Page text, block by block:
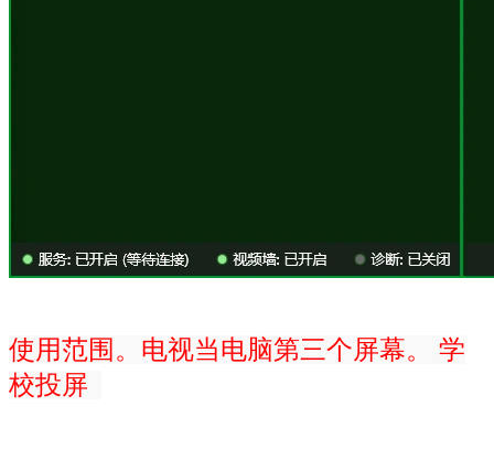
使用范围。电视当电脑第三个屏幕。 学
校投屏